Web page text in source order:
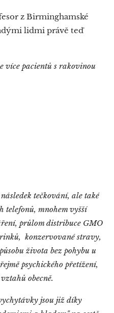
z Birminghamské
lidmi právě teď
více pacientů s rakovinou
tečkování, ale také
mnohem vyšší
průlom distribuce GMO
konzervované stravy,
života bez pohybu u
psychického přetížení,
obecně.
jsou již díky